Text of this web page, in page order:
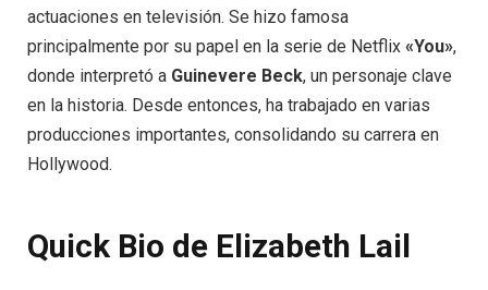
actuaciones en televisión. Se hizo famosa
principalmente por su papel en la serie de Netflix «You»,
donde interpretó a Guinevere Beck, un personaje clave
en la historia. Desde entonces, ha trabajado en varias
producciones importantes, consolidando su carrera en
Hollywood.
Quick Bio de Elizabeth Lail